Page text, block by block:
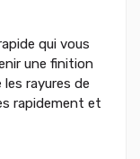
qui vous
une finition
rayures de
rapidement et